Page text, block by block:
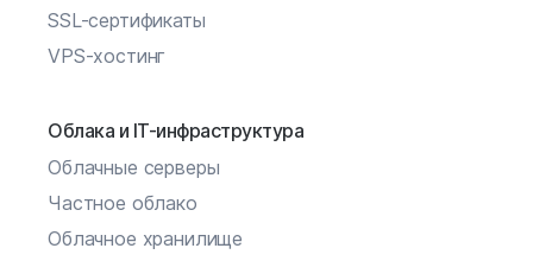
SSL-сертификаты
VPS-хостинг
Облака и IT-инфраструктура
Облачные серверы
Частное облако
Облачное хранилище